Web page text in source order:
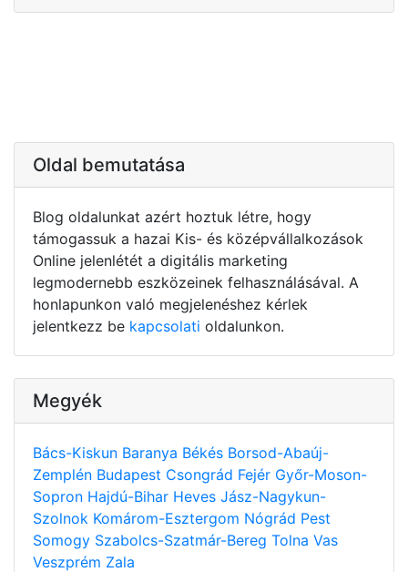
Oldal bemutatása
Blog oldalunkat azért hoztuk létre, hogy
támogassuk a hazai Kis- és középvállalkozások
Online jelenlétét a digitális marketing
legmodernebb eszközeinek felhasználásával. A
honlapunkon való megjelenéshez kérlek
jelentkezz be kapcsolati oldalunkon.
Megyék
Bács-Kiskun Baranya Békés Borsod-Abaúj-
Zemplén Budapest Csongrád Fejér Győr-Moson-
Sopron Hajdú-Bihar Heves Jász-Nagykun-
Szolnok Komárom-Esztergom Nógrád Pest
Somogy Szabolcs-Szatmár-Bereg Tolna Vas
Veszprém Zala